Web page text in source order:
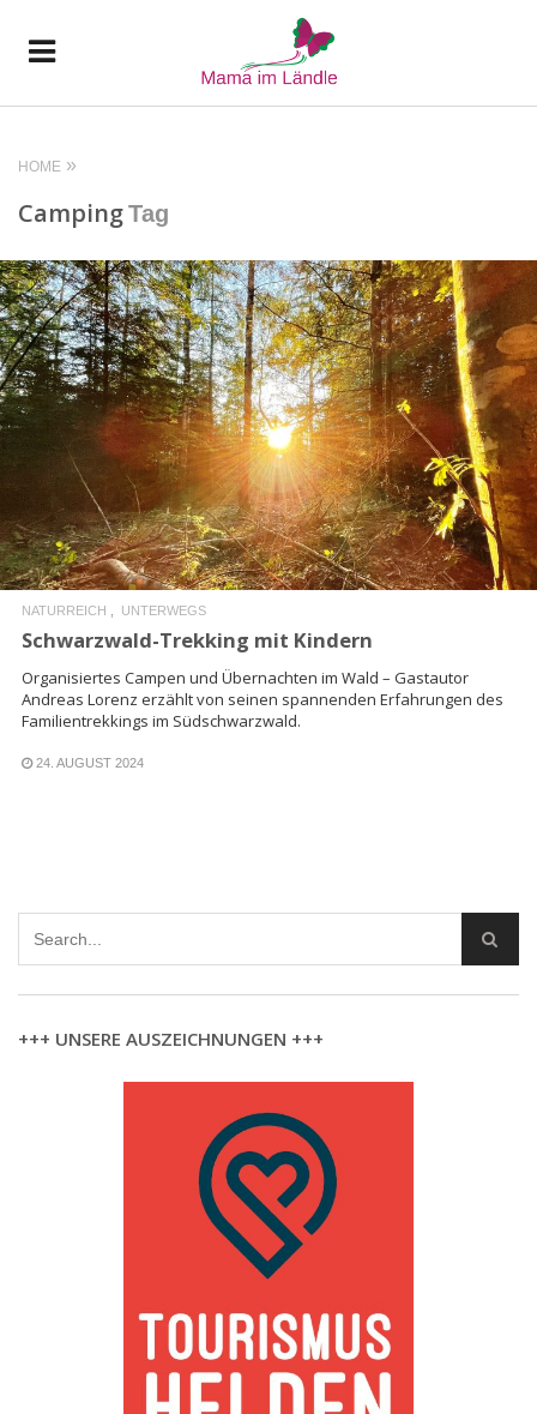
HOME
CampingTag
READ MORE
NATURREICH UNTERWEGS
Schwarzwald-Trekking mit Kindern
Organisiertes Campen und Übernachten im Wald – Gastautor
Andreas Lorenz erzählt von seinen spannenden Erfahrungen des
Familientrekkings im Südschwarzwald.
24. AUGUST 2024
+++ UNSERE AUSZEICHNUNGEN +++